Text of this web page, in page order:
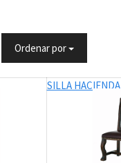
Ordenar por
SILLA HACIENDA